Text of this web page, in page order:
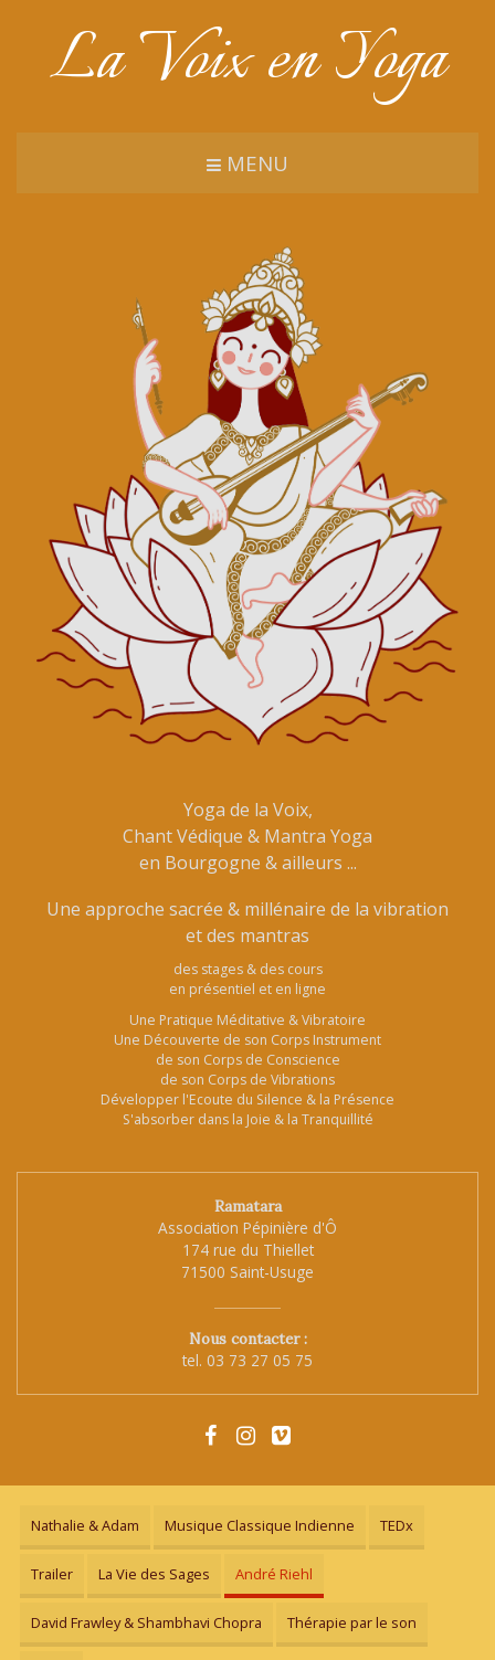
La Voix en Yoga
MENU
Yoga de la Voix,
Chant Védique & Mantra Yoga
en Bourgogne & ailleurs ...
Une approche sacrée & millénaire de la vibration
et des mantras
des stages & des cours
en présentiel et en ligne
Une Pratique Méditative & Vibratoire
Une Découverte de son Corps Instrument
de son Corps de Conscience
de son Corps de Vibrations
Développer l'Ecoute du Silence & la Présence
S'absorber dans la Joie & la Tranquillité
Ramatara
Association Pépinière d'Ô
174 rue du Thiellet
71500 Saint-Usuge
Nous contacter :
tel. 03 73 27 05 75
Nathalie & Adam Musique Classique Indienne TEDx
Trailer La Vie des Sages André Riehl
David Frawley & Shambhavi Chopra Thérapie par le son